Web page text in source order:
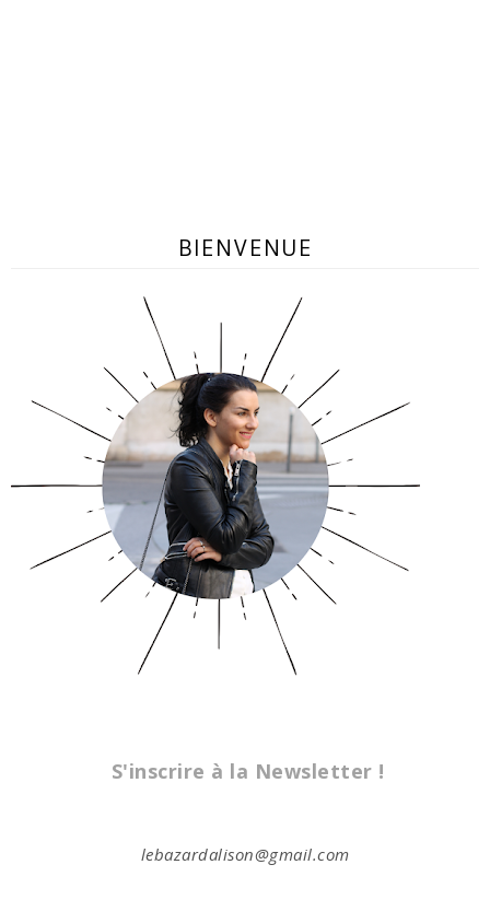
BIENVENUE
S'inscrire à la Newsletter !
lebazardalison@gmail.com